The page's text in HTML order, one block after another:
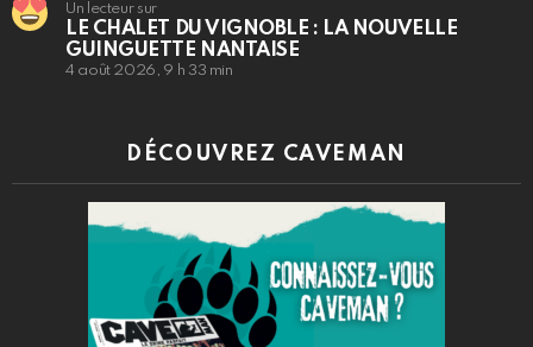
Un lecteur sur
LE CHALET DU VIGNOBLE : LA NOUVELLE
GUINGUETTE NANTAISE
4 août 2026, 9 h 33 min
DÉCOUVREZ CAVEMAN